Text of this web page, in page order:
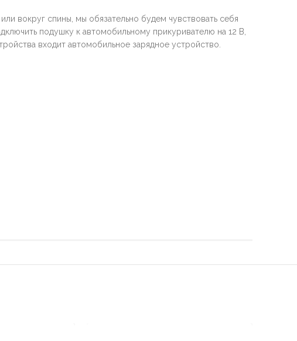
вокруг спины, мы обязательно будем чувствовать себя
подушку к автомобильному прикуривателю на 12 В,
входит автомобильное зарядное устройство.